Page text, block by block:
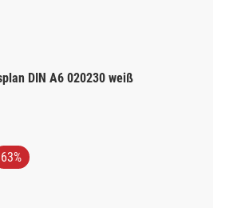
DIN A6 020230 weiß
63%